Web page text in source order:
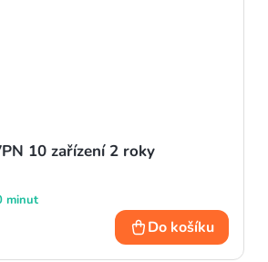
10 zařízení 2 roky
minut
Do košíku